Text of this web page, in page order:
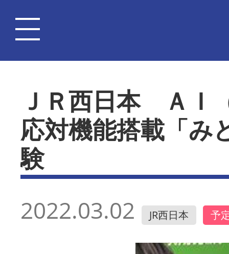
ＪＲ西日本 ＡＩ
応対機能搭載「み
験
2022.03.02 JR西日本 予